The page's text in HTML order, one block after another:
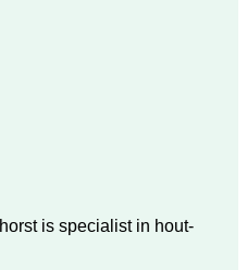
is specialist in hout-